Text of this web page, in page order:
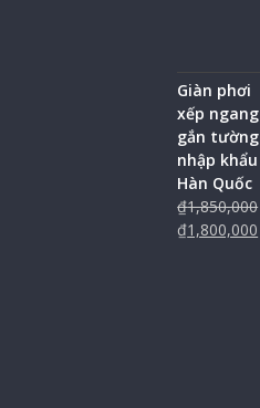
Giàn phơi
xếp ngang
gắn tường
nhập khẩu
Hàn Quốc
₫1,850,000
₫1,800,000